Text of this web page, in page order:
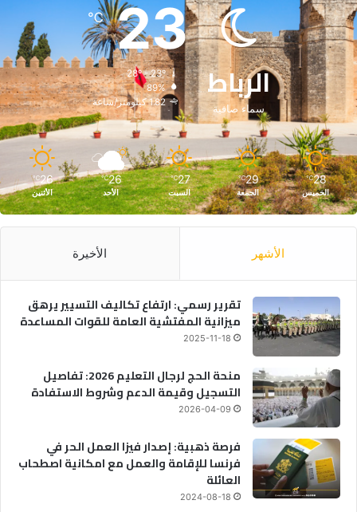
الرباط
سماء صافية
23
℃
28º - 23º
89%
1.82 كيلومتر/ساعة
28
℃
الخميس
29
℃
الجمعة
27
℃
السبت
26
℃
الأحد
26
℃
الأثنين
الأشهر الأخيرة
تقرير رسمي: ارتفاع تكاليف التسيير يرهق
ميزانية المفتشية العامة للقوات المساعدة
2025-11-18
منحة الحج لرجال التعليم 2026: تفاصيل
التسجيل وقيمة الدعم وشروط الاستفادة
2026-04-09
فرصة ذهبية: إصدار فيزا العمل الحر في
فرنسا للإقامة والعمل مع امكانية اصطحاب
العائلة
2024-08-18